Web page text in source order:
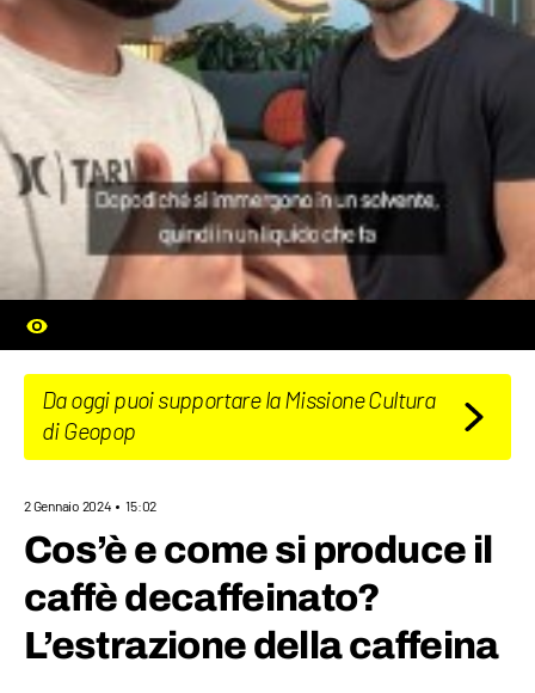
Da oggi puoi supportare la Missione Cultura
di Geopop
2 Gennaio 2024 15:02
Cos’è e come si produce il
caffè decaffeinato?
L’estrazione della caffeina